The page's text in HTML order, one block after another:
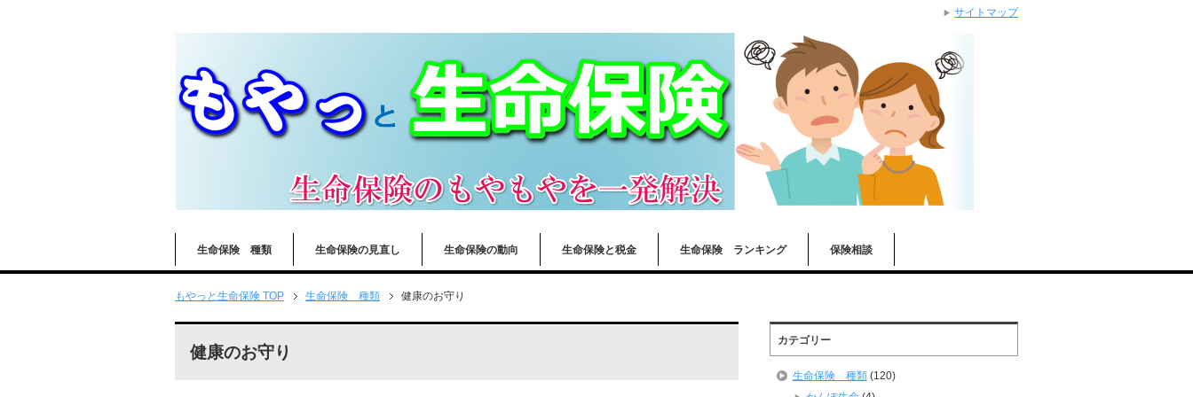
生命保険 種類 生命保険の見直し 生命保険の動向 生命保険と税金 生命保険 ランキング 保険相談
もやっと生命保険 TOP 生命保険 種類 健康のお守り
健康のお守り
カテゴリー
生命保険 種類(120)
サイトマップ